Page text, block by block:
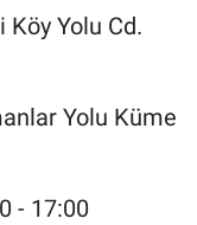
Köy Yolu Cd.
Yolu Küme
- 17:00